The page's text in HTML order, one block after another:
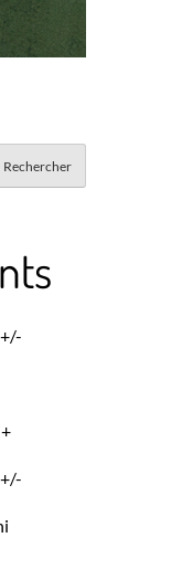
Rechercher